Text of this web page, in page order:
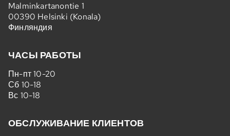
Malminkartanontie 1
00390 Helsinki (Konala)
Финляндия
ЧАСЫ РАБОТЫ
Пн-пт 10-20
Сб 10-18
Вс 10-18
ОБСЛУЖИВАНИЕ КЛИЕНТОВ